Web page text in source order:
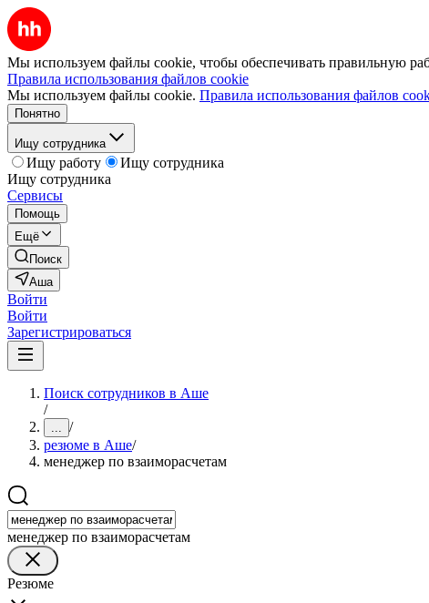
Мы используем файлы cookie, чтобы обеспечивать правильную
Правила использования файлов cookie
Мы используем файлы cookie. Правила использования файлов
Понятно
Ищу сотрудника
Ищу работу
Ищу сотрудника
Ищу сотрудника
Сервисы
Помощь
Ещё
Поиск
Аша
Войти
Войти
Зарегистрироваться
Поиск сотрудников в Аше
/
... /
резюме в Аше/
менеджер по взаиморасчетам
менеджер по взаиморасчетам
Резюме